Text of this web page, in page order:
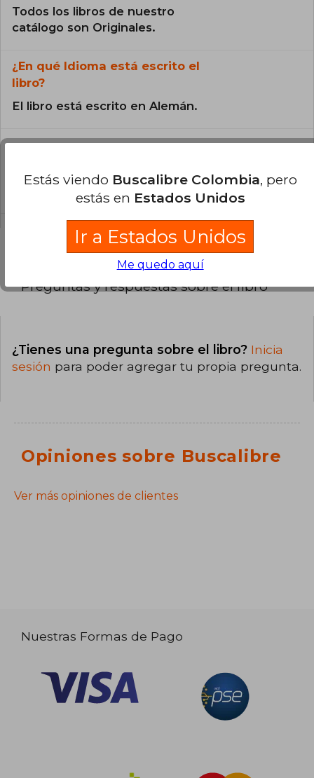
Todos los libros de nuestro
catálogo son Originales.
¿En qué Idioma está escrito el
libro?
El libro está escrito en Alemán.
La encuadernación de esta edición es Tapa
Preguntas y respuestas sobre el libro
¿Tienes una pregunta sobre el libro? Inicia
sesión para poder agregar tu propia pregunta.
Opiniones sobre Buscalibre
Ver más opiniones de clientes
Nuestras Formas de Pago
Estás viendo Buscalibre Colombia, pero
estás en Estados Unidos
Ir a Estados Unidos
Me quedo aquí